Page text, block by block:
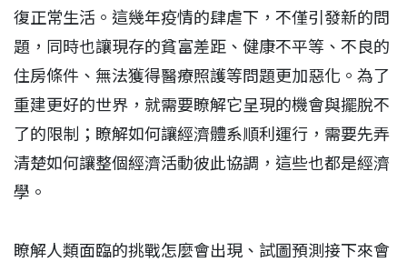
復正常生活。這幾年疫情的肆虐下，不僅引發新的問
題，同時也讓現存的貧富差距、健康不平等、不良的
住房條件、無法獲得醫療照護等問題更加惡化。為了
重建更好的世界，就需要瞭解它呈現的機會與擺脫不
了的限制；瞭解如何讓經濟體系順利運行，需要先弄
清楚如何讓整個經濟活動彼此協調，這些也都是經濟
學。
瞭解人類面臨的挑戰怎麼會出現、試圖預測接下來會